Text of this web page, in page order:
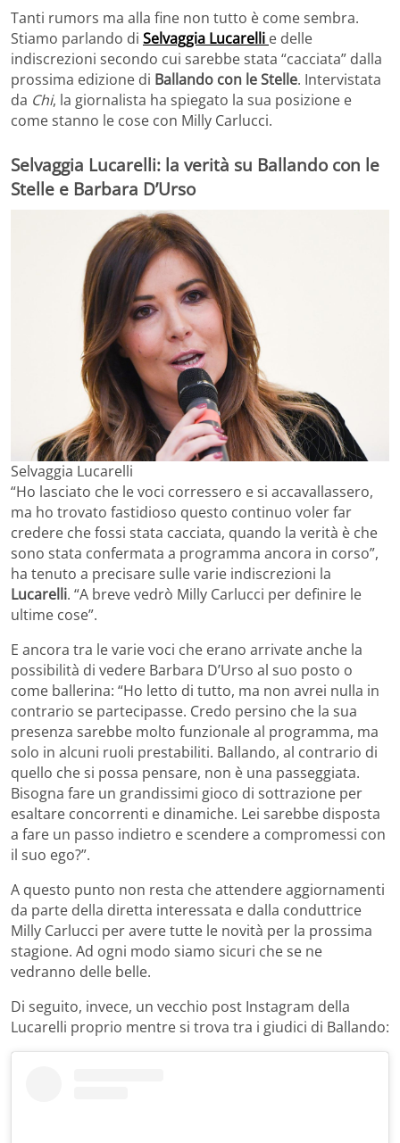
Tanti rumors ma alla fine non tutto è come sembra.
Stiamo parlando di Selvaggia Lucarelli e delle
indiscrezioni secondo cui sarebbe stata “cacciata” dalla
prossima edizione di Ballando con le Stelle. Intervistata
da Chi, la giornalista ha spiegato la sua posizione e
come stanno le cose con Milly Carlucci.
Selvaggia Lucarelli: la verità su Ballando con le
Stelle e Barbara D’Urso
Selvaggia Lucarelli
“Ho lasciato che le voci corressero e si accavallassero,
ma ho trovato fastidioso questo continuo voler far
credere che fossi stata cacciata, quando la verità è che
sono stata confermata a programma ancora in corso”,
ha tenuto a precisare sulle varie indiscrezioni la
Lucarelli. “A breve vedrò Milly Carlucci per definire le
ultime cose”.
E ancora tra le varie voci che erano arrivate anche la
possibilità di vedere Barbara D’Urso al suo posto o
come ballerina: “Ho letto di tutto, ma non avrei nulla in
contrario se partecipasse. Credo persino che la sua
presenza sarebbe molto funzionale al programma, ma
solo in alcuni ruoli prestabiliti. Ballando, al contrario di
quello che si possa pensare, non è una passeggiata.
Bisogna fare un grandissimi gioco di sottrazione per
esaltare concorrenti e dinamiche. Lei sarebbe disposta
a fare un passo indietro e scendere a compromessi con
il suo ego?”.
A questo punto non resta che attendere aggiornamenti
da parte della diretta interessata e dalla conduttrice
Milly Carlucci per avere tutte le novità per la prossima
stagione. Ad ogni modo siamo sicuri che se ne
vedranno delle belle.
Di seguito, invece, un vecchio post Instagram della
Lucarelli proprio mentre si trova tra i giudici di Ballando: